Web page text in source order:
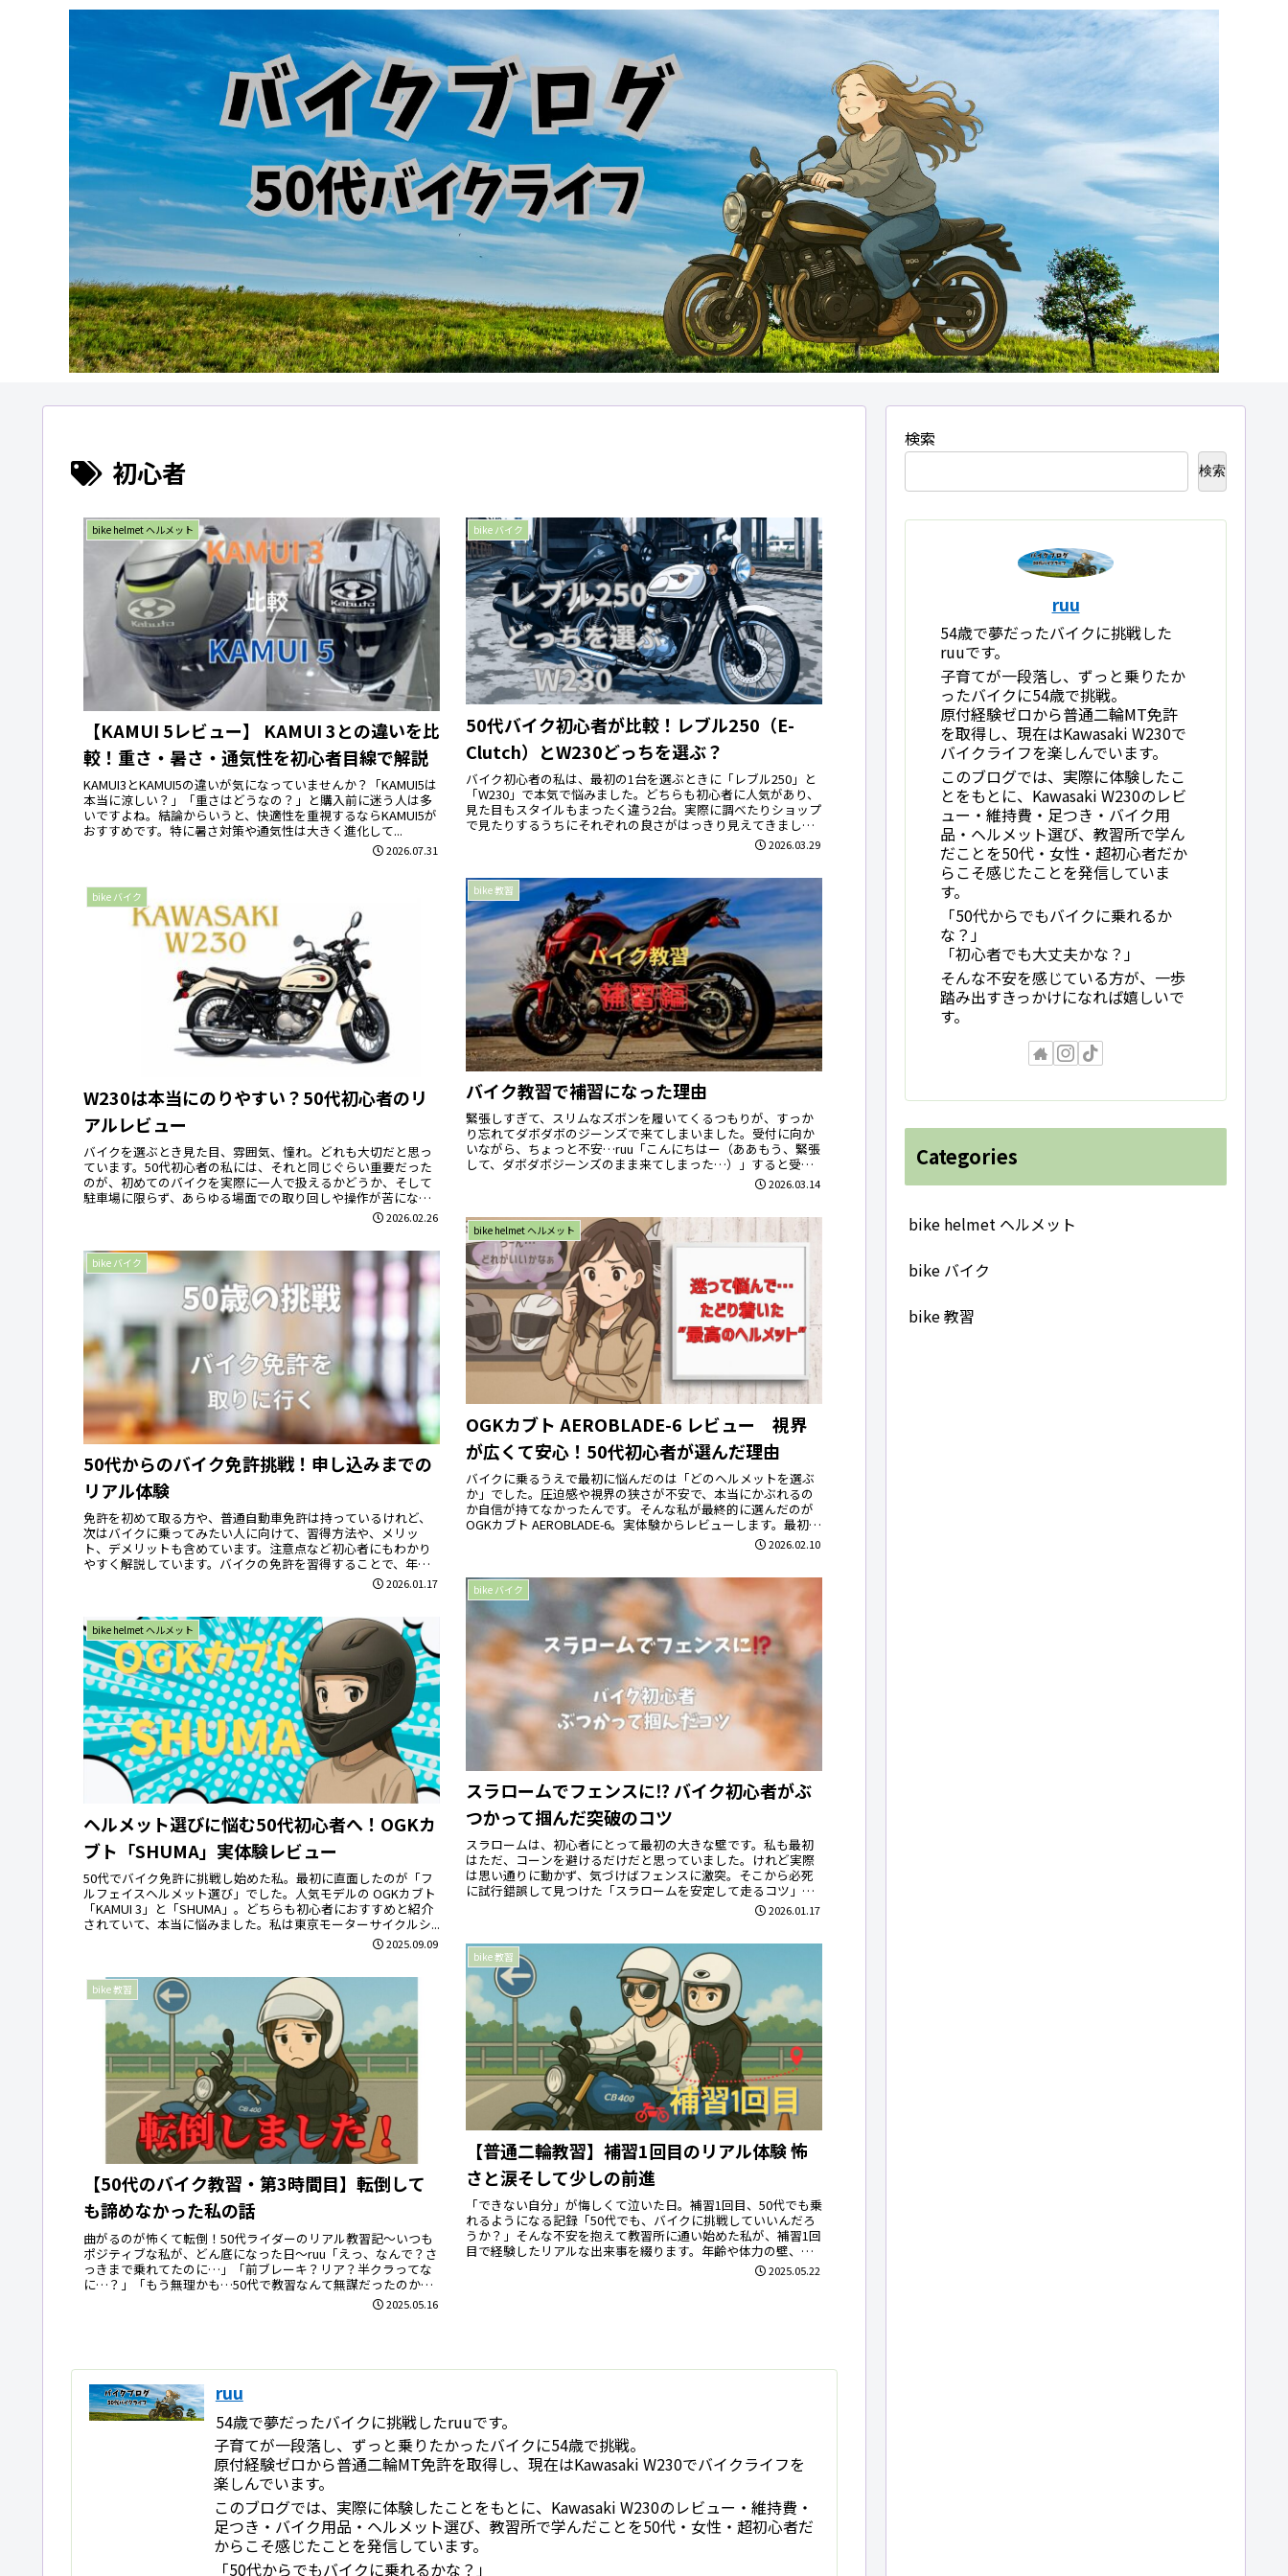
初心者
bike helmet ヘルメット
【KAMUI 5レビュー】 KAMUI 3との違いを比
較！重さ・暑さ・通気性を初心者目線で解説
KAMUI3とKAMUI5の違いが気になっていませんか？「KAMUI5は
本当に涼しい？」「重さはどうなの？」と購入前に迷う人は多
いですよね。結論からいうと、快適性を重視するならKAMUI5が
おすすめです。特に暑さ対策や通気性は大きく進化して...
2026.07.31
bike バイク
50代バイク初心者が比較！レブル250（E-
Clutch）とW230どっちを選ぶ？
バイク初心者の私は、最初の1台を選ぶときに「レブル250」と
「W230」で本気で悩みました。どちらも初心者に人気があり、
見た目もスタイルもまったく違う2台。実際に調べたりショップ
で見たりするうちにそれぞれの良さがはっきり見えてきまし
2026.03.29
bike 教習
バイク教習で補習になった理由
緊張しすぎて、スリムなズボンを履いてくるつもりが、すっか
り忘れてダボダボのジーンズで来てしまいました。受付に向か
いながら、ちょっと不安…ruu「こんにちはー（ああもう、緊張
して、ダボダボジーンズのまま来てしまった…）」すると受付
2026.03.14
bike バイク
W230は本当にのりやすい？50代初心者のリ
アルレビュー
バイクを選ぶとき見た目、雰囲気、憧れ。どれも大切だと思っ
ています。50代初心者の私には、それと同じぐらい重要だった
のが、初めてのバイクを実際に一人で扱えるかどうか、そして
駐車場に限らず、あらゆる場面での取り回しや操作が苦になら
2026.02.26
bike helmet ヘルメット
OGKカブト AEROBLADE-6 レビュー 視界
が広くて安心！50代初心者が選んだ理由
バイクに乗るうえで最初に悩んだのは「どのヘルメットを選ぶ
か」でした。圧迫感や視界の狭さが不安で、本当にかぶれるの
か自信が持てなかったんです。そんな私が最終的に選んだのが
OGKカブト AEROBLADE-6。実体験からレビューします。最初
2026.02.10
bike バイク
50代からのバイク免許挑戦！申し込みまでの
リアル体験
免許を初めて取る方や、普通自動車免許は持っているけれど、
次はバイクに乗ってみたい人に向けて、習得方法や、メリッ
ト、デメリットも含めています。注意点など初心者にもわかり
やすく解説しています。バイクの免許を習得することで、年齢
2026.01.17 bike バイク
スラロームでフェンスに⁉ バイク初心者がぶ
つかって掴んだ突破のコツ
スラロームは、初心者にとって最初の大きな壁です。私も最初
はただ、コーンを避けるだけだと思っていました。けれど実際
は思い通りに動かず、気づけばフェンスに激突。そこから必死
に試行錯誤して見つけた「スラロームを安定して走るコツ」を
2026.01.17
bike helmet ヘルメット
ヘルメット選びに悩む50代初心者へ！OGKカ
ブト「SHUMA」実体験レビュー
50代でバイク免許に挑戦し始めた私。最初に直面したのが「フ
ルフェイスヘルメット選び」でした。人気モデルの OGKカブト
「KAMUI 3」と「SHUMA」。どちらも初心者におすすめと紹介
されていて、本当に悩みました。私は東京モーターサイクルシ...
2025.09.09
bike 教習
【普通二輪教習】補習1回目のリアル体験 怖
さと涙そして少しの前進
「できない自分」が悔しくて泣いた日。補習1回目、50代でも乗
れるようになる記録「50代でも、バイクに挑戦していいんだろ
うか？」そんな不安を抱えて教習所に通い始めた私が、補習1回
目で経験したリアルな出来事を綴ります。年齢や体力の壁、覚
2025.05.22
bike 教習
【50代のバイク教習・第3時間目】転倒して
も諦めなかった私の話
曲がるのが怖くて転倒！50代ライダーのリアル教習記〜いつも
ポジティブな私が、どん底になった日〜ruu「えっ、なんで？さ
っきまで乗れてたのに…」「前ブレーキ？リア？半クラってな
に…？」「もう無理かも…50代で教習なんて無謀だったのか
2025.05.16
ruu
54歳で夢だったバイクに挑戦したruuです。
子育てが一段落し、ずっと乗りたかったバイクに54歳で挑戦。
原付経験ゼロから普通二輪MT免許を取得し、現在はKawasaki W230でバイクライフを
楽しんでいます。
このブログでは、実際に体験したことをもとに、Kawasaki W230のレビュー・維持費・
足つき・バイク用品・ヘルメット選び、教習所で学んだことを50代・女性・超初心者だ
からこそ感じたことを発信しています。
「50代からでもバイクに乗れるかな？」
検索
検索
ruu
54歳で夢だったバイクに挑戦した
ruuです。
子育てが一段落し、ずっと乗りたか
ったバイクに54歳で挑戦。
原付経験ゼロから普通二輪MT免許
を取得し、現在はKawasaki W230で
バイクライフを楽しんでいます。
このブログでは、実際に体験したこ
とをもとに、Kawasaki W230のレビ
ュー・維持費・足つき・バイク用
品・ヘルメット選び、教習所で学ん
だことを50代・女性・超初心者だか
らこそ感じたことを発信していま
す。
「50代からでもバイクに乗れるか
な？」
「初心者でも大丈夫かな？」
そんな不安を感じている方が、一歩
踏み出すきっかけになれば嬉しいで
す。
Categories
bike helmet ヘルメット
bike バイク
bike 教習